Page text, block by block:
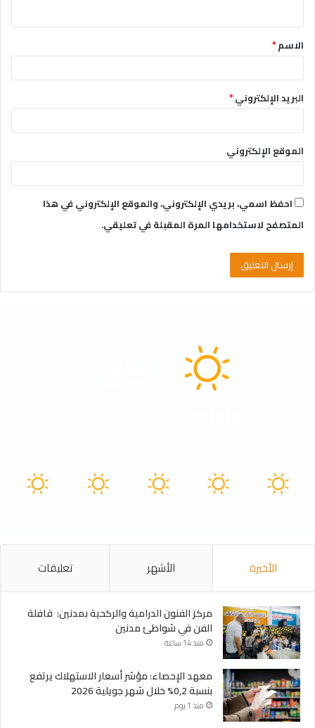
ق
*الاسم*
البريد الإلكتروني*
الموقع الإلكتروني
احفظ اسمي، بريدي الإلكتروني، والموقع الإلكتروني في هذا
المتصفح لاستخدامها المرة المقبلة في تعليقي.
الأخيرة الأشهر تعليقات
مركز الفنون الدرامية والركحية بمدنين: قافلة
الفن في شواطئ مدنين
منذ 14 ساعة
معهد الإحصاء: مؤشر أسعار الاستهلاك يرتفع
بنسبة 0,2% خلال شهر جويلية 2026
منذ 1 يوم